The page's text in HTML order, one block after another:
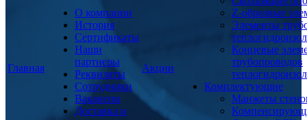
Главная
О компании
История
Сертификаты
Наши
партнеры
Реквизиты
Сотрудники
Вакансии
Доставка и
Акции
Z-образные
Элементы
Концевые
трубопроводов
Комплектующие
Манжеты